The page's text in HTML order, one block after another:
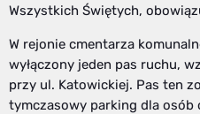
Wszystkich Świętych,
W rejonie cmentarza
wyłączony jeden pas ruchu,
przy ul. Katowickiej. Pas ten
tymczasowy parking dla